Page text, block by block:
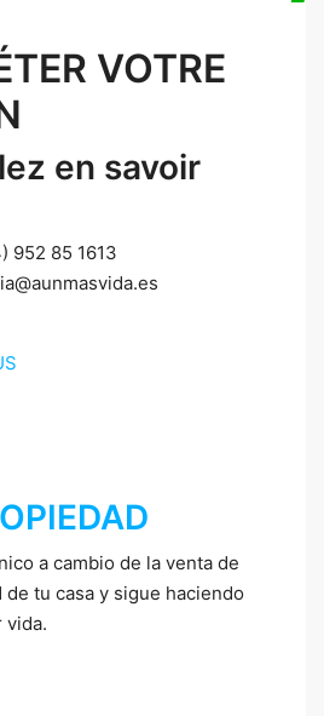
VOTRE
en savoir
952 85 1613
a cambio de la venta de
de tu casa y sigue haciendo
vida.